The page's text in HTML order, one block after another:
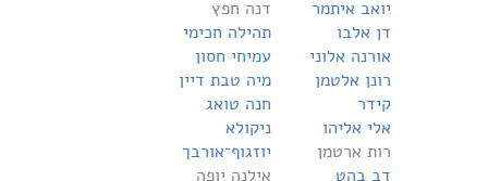
יואב איתמר
דן אלבו
אורנה אלוני
רונן אלטמן
קידר
אלי אליהו
רות ארטמן
דב בהט
דנה חפץ
תהילה חכימי
עמיחי חסון
מיה טבת דיין
חנה טואג
ניקולא
יוזגוף־אורבך
אילנה יופה